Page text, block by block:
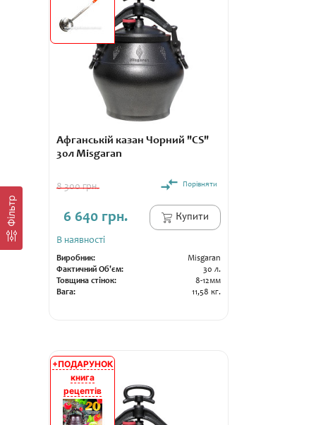
Фільтр
Афганській казан Чорний "CS"
30л Misgaran
8 300 грн. Порівняти
6 640 грн. Купити
В наявності
Виробник:
Misgaran
Фактичний Об'єм:
30 л.
Товщина стінок:
8-12мм
Вага:
11,58 кг.
АКЦІЯ
+ПОДАРУНОК
книга
рецептів